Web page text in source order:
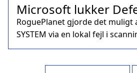
Microsoft lukker
RoguePlanet gjorde det muligt
SYSTEM via en lokal fejl i